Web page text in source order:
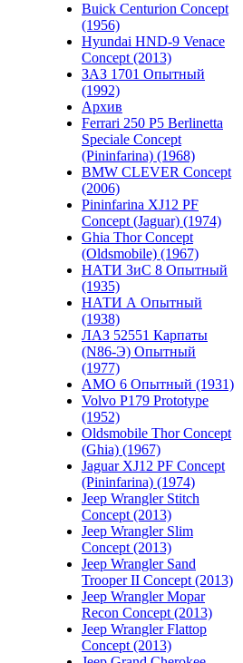
Buick Centurion Concept
(1956)
Hyundai HND-9 Venace
Concept (2013)
ЗАЗ 1701 Опытный
(1992)
Архив
Ferrari 250 P5 Berlinetta
Speciale Concept
(Pininfarina) (1968)
BMW CLEVER Concept
(2006)
Pininfarina XJ12 PF
Concept (Jaguar) (1974)
Ghia Thor Concept
(Oldsmobile) (1967)
НАТИ ЗиС 8 Опытный
(1935)
НАТИ А Опытный
(1938)
ЛАЗ 52551 Карпаты
(N86-Э) Опытный
(1977)
АМО 6 Опытный (1931)
Volvo P179 Prototype
(1952)
Oldsmobile Thor Concept
(Ghia) (1967)
Jaguar XJ12 PF Concept
(Pininfarina) (1974)
Jeep Wrangler Stitch
Concept (2013)
Jeep Wrangler Slim
Concept (2013)
Jeep Wrangler Sand
Trooper II Concept (2013)
Jeep Wrangler Mopar
Recon Concept (2013)
Jeep Wrangler Flattop
Concept (2013)